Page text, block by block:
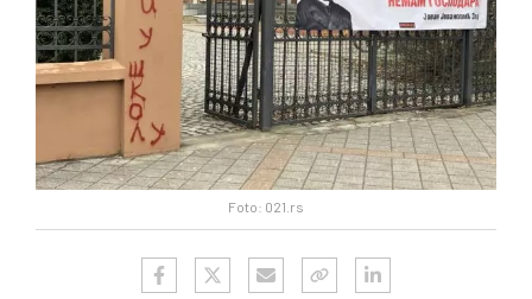
Foto: 021.rs